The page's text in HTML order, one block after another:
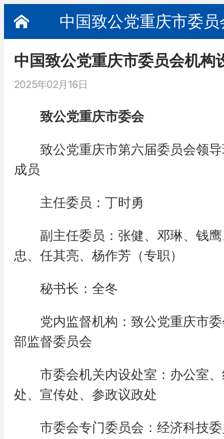
中国致公党重庆市委员
中国致公党重庆市委员会机构
2025年02月16日
致公党重庆市委会
致公党重庆市第六届委员会领
成员
主任委员：丁时勇
副主任委员：张健、邓琳、钱
忠、任其亮、杨作芳（专职）
秘书长：全冬
党内监督机构：致公党重庆市
部监督委员会
市委会机关内设处室：办公室
处、宣传处、参政议政处
市委会专门委员会：经济科技